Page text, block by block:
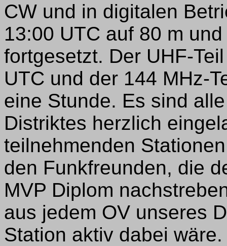
CW und in digitalen
13:00 UTC auf 80 m
fortgesetzt. Der UHF-
UTC und der 144 MHz-
eine Stunde. Es sind
Distriktes herzlich
teilnehmenden
den Funkfreunden, die
MVP Diplom
aus jedem OV unseres
Station aktiv dabei wäre.